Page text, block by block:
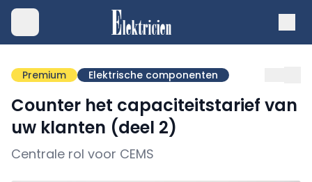
Premium Elektrische componenten
Counter het capaciteitstarief van
uw klanten (deel 2)
Centrale rol voor CEMS